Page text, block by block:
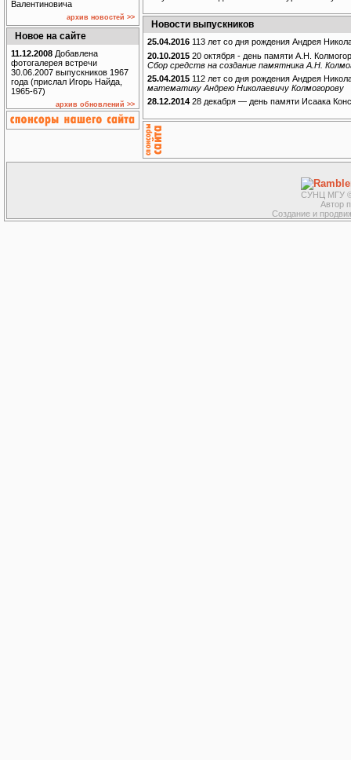
Валентиновича
архив новостей >>
Новое на сайте
11.12.2008 Добавлена
фотогалерея встречи
30.06.2007 выпускников 1967
года (прислал Игорь Найда,
1965-67)
архив обновлений >>
Новости выпускников
25.04.2016 113 лет со дня рождения Андрея
20.10.2015 20 октября - день памяти А.Н.
Сбор средств на создание памятника А.Н.
25.04.2015 112 лет со дня рождения Андрея
математику Андрею Николаевичу Колмогорову
28.12.2014 28 декабря — день памяти Исаака
СУНЦ МГУ ©
Автор
Создание и